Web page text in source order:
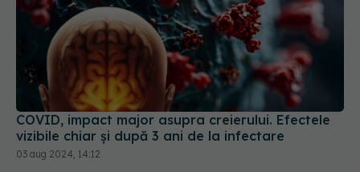
COVID, impact major asupra creierului. Efectele
vizibile chiar și după 3 ani de la infectare
03 aug 2024, 14:12